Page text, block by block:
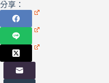
分享：